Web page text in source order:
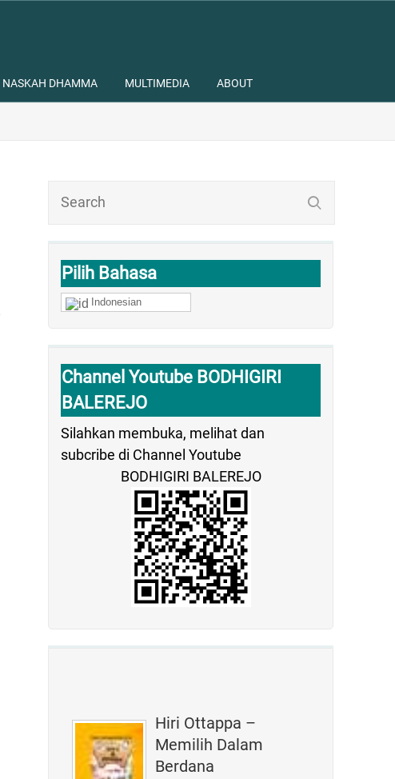
NASKAH DHAMMA MULTIMEDIA ABOUT
Pilih Bahasa
Indonesian
Channel Youtube BODHIGIRI
BALEREJO
Silahkan membuka, melihat dan
subcribe di Channel Youtube
BODHIGIRI BALEREJO
Hiri Ottappa –
Memilih Dalam
Berdana